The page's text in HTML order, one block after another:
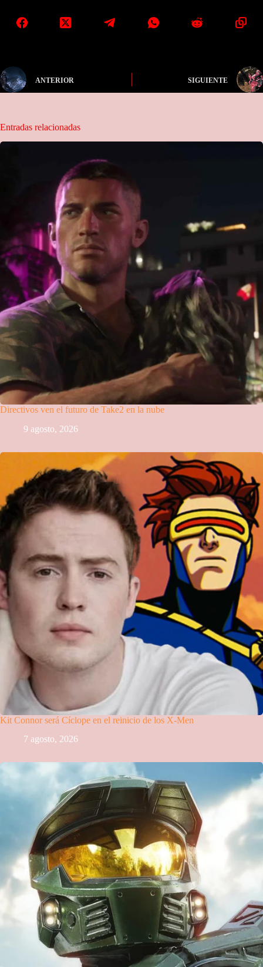
ANTERIOR SIGUIENTE
Entradas relacionadas
Directivos ven el futuro de Take2 en la nube
9 agosto, 2026
Kit Connor será Cíclope en el reinicio de los X-Men
7 agosto, 2026